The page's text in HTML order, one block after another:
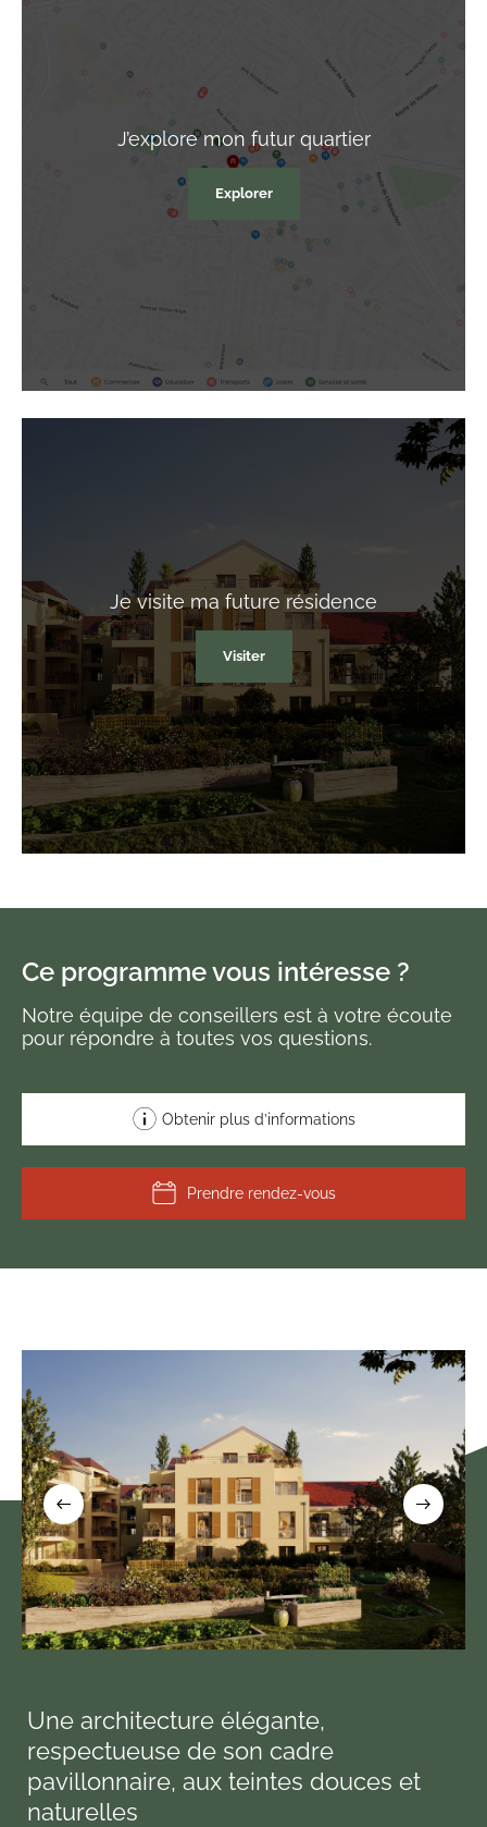
J’exploremon futur quartier
Explorer
Je visite ma future résidence
Visiter
Ce programme vous intéresse ?
Notre équipe de conseillers est à votre écoute
pour répondre à toutes vos questions.
Obtenir plus d’informations
Prendre rendez-vous
Une architecture élégante,
respectueuse de son cadre
pavillonnaire, aux teintes douces et
naturelles